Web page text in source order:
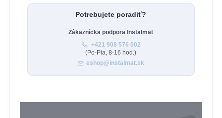
Potrebujete poradiť?
Zákaznícka podpora Instalmat
+421 908 576 002
(Po-Pia, 8-16 hod.)
eshop@instalmat.sk